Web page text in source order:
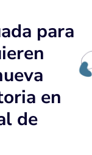
para
en
de